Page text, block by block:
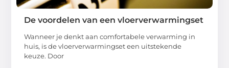
De voordelen van een vloerverwarmingset
Wanneer je denkt aan comfortabele verwarming in
huis, is de vloerverwarmingset een uitstekende
keuze. Door